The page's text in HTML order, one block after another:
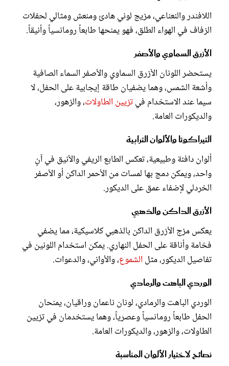
اللافندر والنعناعي، مزيج لوني هادئ ومنعش ومثالي لحفلات
الزفاف في الهواء الطلق، فهو يمنحها طابعاً رومانسياً وأنيقاً.
الأزرق السماوي والأصفر
يستحضر اللونان الأزرق السماوي والأصفر السماء الصافية
وأشعة الشمس، وهما يضفيان طاقة إيجابية على الحفل، لا
سيما عند الاستخدام فيتزيين الطاولات، والزهور،
والديكورات العامة.
التيراكوتا والألوان الترابية
ألوان دافئة وطبيعية، تعكس الطابع الريفي والأنيق في آنٍ
واحد، ويمكن دمج بها لمسات من الأحمر الداكن أو الأصفر
الخردلي لإضفاء عمق على الديكور.
الأزرق الداكن والذهبي
يعكس مزج الأزرق الداكن بالذهبي كلاسيكية، مما يضفي
فخامة وأناقة على الحفل النهاري. يمكن استخدام اللونين في
تفاصيل الديكور، مثل الشموع، والأواني، والدعوات.
الوردي الباهت والرمادي
الوردي الباهت والرمادي، لونان ناعمان وراقيان، يمنحان
الحفل طابعاً رومانسياً وعصرياً، وهما يستخدمان في تزيين
الطاولات، والزهور، والديكورات العامة.
نصائح لاختيار الألوان المناسبة